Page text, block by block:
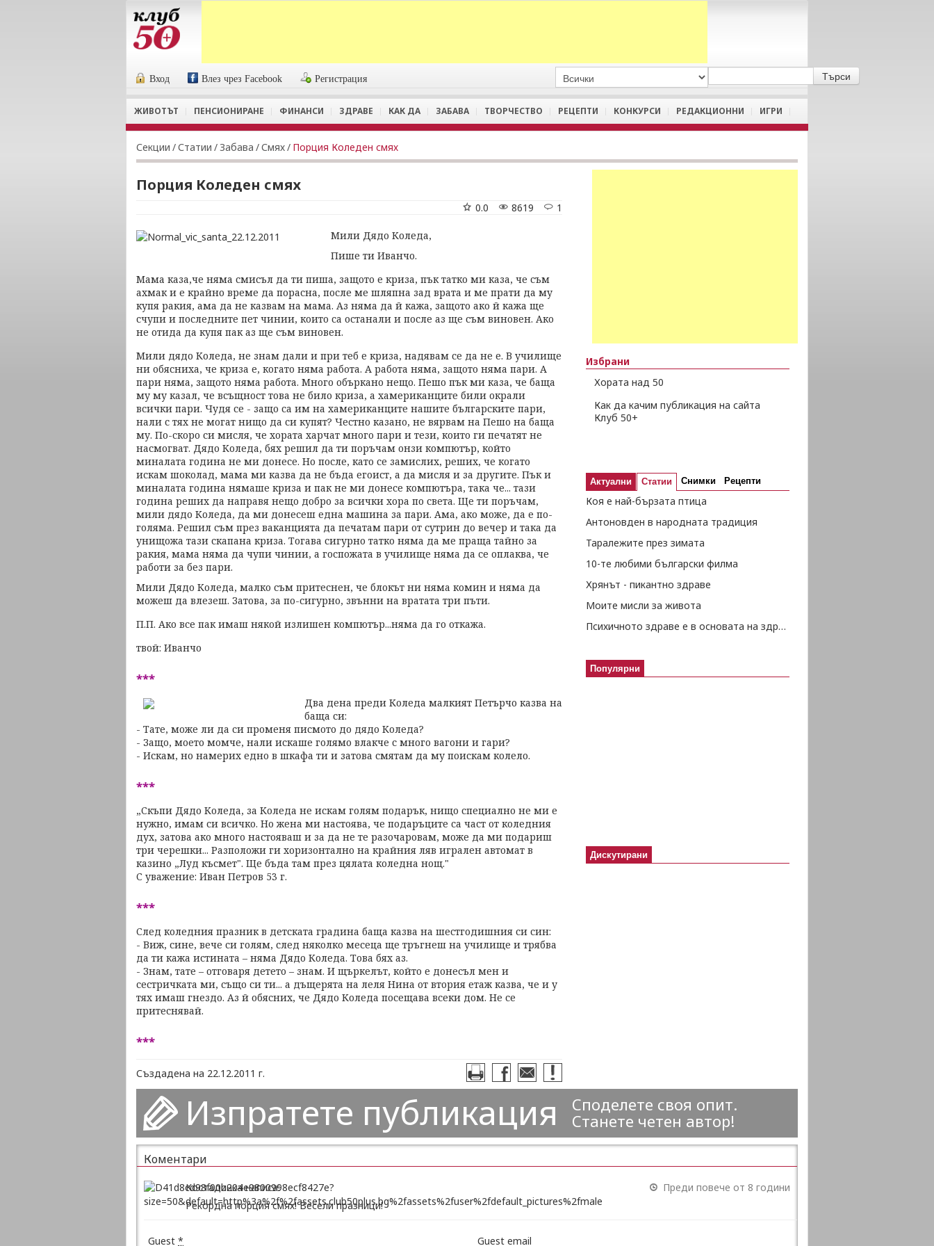
Вход Влез чрез Facebook Регистрация
ЖИВОТЪТ ПЕНСИОНИРАНЕ ФИНАНСИ ЗДРАВЕ КАК ДА ЗАБАВА ТВОРЧЕСТВО РЕЦЕПТИ КОНКУРСИ РЕДАКЦИОННИ ИГРИ
Секции /Статии / Забава /Смях/ Порция Коледен смях
Порция Коледен смях
1
8619
0.0
Мили Дядо Коледа,
Пише ти Иванчо.
Мама каза,че няма смисъл да ти пиша, защото е криза, пък татко ми каза, че съм
ахмак и е крайно време да порасна, после ме шляпна зад врата и ме прати да му
купя ракия, ама да не казвам на мама. Аз няма да й кажа, защото ако й кажа ще
счупи и последните пет чинии, които са останали и после аз ще съм виновен. Ако
не отида да купя пак аз ще съм виновен.
Мили дядо Коледа, не знам дали и при теб е криза, надявам се да не е. В училище
ни обясниха, че криза е, когато няма работа. А работа няма, защото няма пари. А
пари няма, защото няма работа. Много объркано нещо. Пешо пък ми каза, че баща
му му казал, че всъщност това не било криза, а хамериканците били окрали
всички пари. Чудя се - защо са им на хамериканците нашите българските пари,
нали с тях не могат нищо да си купят? Честно казано, не вярвам на Пешо на баща
му. По-скоро си мисля, че хората харчат много пари и тези, които ги печатят не
насмогват. Дядо Коледа, бях решил да ти поръчам онзи компютър, който
миналата година не ми донесе. Но после, като се замислих, реших, че когато
искам шоколад, мама ми казва да не бъда егоист, а да мисля и за другите. Пък и
миналата година нямаше криза и пак не ми донесе компютъра, така че... тази
година реших да направя нещо добро за всички хора по света. Ще ти поръчам,
мили дядо Коледа, да ми донесеш една машина за пари. Ама, ако може, да е по-
голяма. Решил съм през ваканцията да печатам пари от сутрин до вечер и така да
унищожа тази скапана криза. Тогава сигурно татко няма да ме праща тайно за
ракия, мама няма да чупи чинии, а госпожата в училище няма да се оплаква, че
работи за без пари.
Мили Дядо Коледа, малко съм притеснен, че блокът ни няма комин и няма да
можеш да влезеш. Затова, за по-сигурно, звънни на вратата три пъти.
П.П. Ако все пак имаш някой излишен компютър...няма да го откажа.
твой: Иванчо
***
Два дена преди Коледа малкият Петърчо казва на
баща си:
- Тате, може ли да си променя писмото до дядо Коледа?
- Защо, моето момче, нали искаше голямо влакче с много вагони и гари?
- Искам, но намерих едно в шкафа ти и затова смятам да му поискам колело.
***
„Скъпи Дядо Коледа, за Коледа не искам голям подарък, нищо специално не ми е
нужно, имам си всичко. Но жена ми настоява, че подаръците са част от коледния
дух, затова ако много настояваш и за да не те разочаровам, може да ми подариш
три черешки... Разположи ги хоризонтално на крайния ляв игрален автомат в
казино „Луд късмет". Ще бъда там през цялата коледна нощ."
С уважение: Иван Петров 53 г.
***
След коледния празник в детската градина баща казва на шестгодишния си син:
- Виж, сине, вече си голям, след няколко месеца ще тръгнеш на училище и трябва
да ти кажа истината – няма Дядо Коледа. Това бях аз.
- Знам, тате – отговаря детето – знам. И щъркелът, който е донесъл мен и
сестричката ми, също си ти... а дъщерята на леля Нина от втория етаж казва, че и у
тях имаш гнездо. Аз й обясних, че Дядо Коледа посещава всеки дом. Не се
притеснявай.
***
Създадена на 22.12.2011 г.
Избрани
Хората над 50
Как да качим публикация на сайта
Клуб 50+
Актуални Статии Снимки Рецепти
Коя е най-бързата птица
Антоновден в народната традиция
Таралежите през зимата
10-те любими български филма
Хрянът - пикантно здраве
Моите мисли за живота
Психичното здраве е в основата на здравето изобщо
Популярни
Дискутирани
Изпратете публикация
Споделете своя опит.
Станете четен автор!
Коментари
Костадинка написа:
Преди повече от 8 години
Рекордна порция смях! Весели празници!
Guest * Guest email